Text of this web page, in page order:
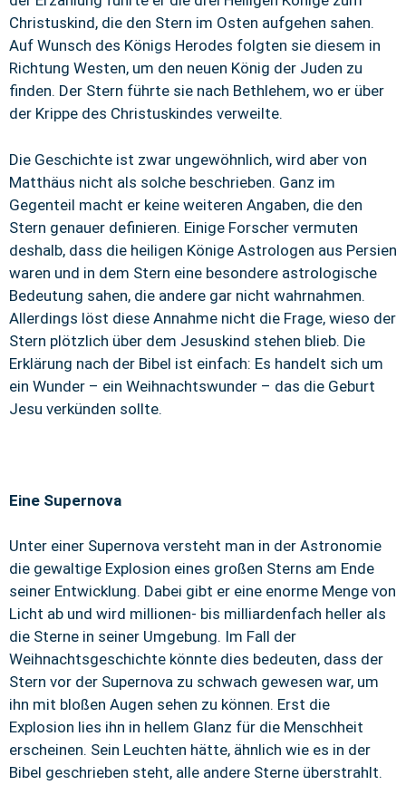
Christuskind, die den Stern im Osten aufgehen sahen.
Auf Wunsch des Königs Herodes folgten sie diesem in
Richtung Westen, um den neuen König der Juden zu
finden. Der Stern führte sie nach Bethlehem, wo er über
der Krippe des Christuskindes verweilte.
Die Geschichte ist zwar ungewöhnlich, wird aber von
Matthäus nicht als solche beschrieben. Ganz im
Gegenteil macht er keine weiteren Angaben, die den
Stern genauer definieren. Einige Forscher vermuten
deshalb, dass die heiligen Könige Astrologen aus Persien
waren und in dem Stern eine besondere astrologische
Bedeutung sahen, die andere gar nicht wahrnahmen.
Allerdings löst diese Annahme nicht die Frage, wieso der
Stern plötzlich über dem Jesuskind stehen blieb. Die
Erklärung nach der Bibel ist einfach: Es handelt sich um
ein Wunder – ein Weihnachtswunder – das die Geburt
Jesu verkünden sollte.
Eine Supernova
Unter einer Supernova versteht man in der Astronomie
die gewaltige Explosion eines großen Sterns am Ende
seiner Entwicklung. Dabei gibt er eine enorme Menge von
Licht ab und wird millionen- bis milliardenfach heller als
die Sterne in seiner Umgebung. Im Fall der
Weihnachtsgeschichte könnte dies bedeuten, dass der
Stern vor der Supernova zu schwach gewesen war, um
ihn mit bloßen Augen sehen zu können. Erst die
Explosion lies ihn in hellem Glanz für die Menschheit
erscheinen. Sein Leuchten hätte, ähnlich wie es in der
Bibel geschrieben steht, alle andere Sterne überstrahlt.